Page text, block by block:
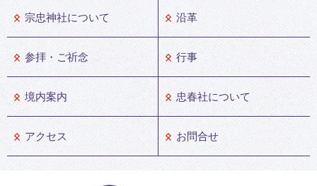
宗忠神社について 沿革
参拝・ご祈念 行事
境内案内 忠春社について
アクセス お問合せ